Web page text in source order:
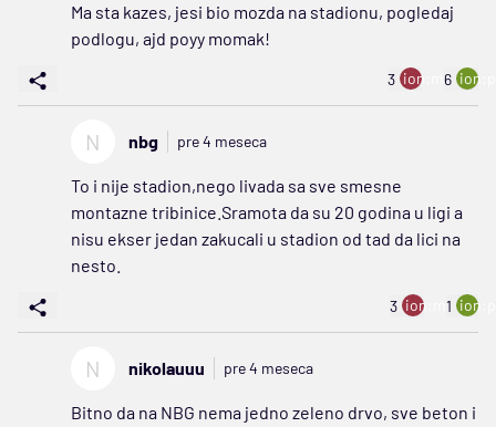
Ma sta kazes, jesi bio mozda na stadionu, pogledaj
podlogu, ajd poyy momak!
3 ion:minus
6
N nbg pre 4 meseca
To i nije stadion,nego livada sa sve smesne
montazne tribinice.Sramota da su 20 godina u ligi a
nisu ekser jedan zakucali u stadion od tad da lici na
nesto.
3 ion:minus
1
N nikolauuu pre 4 meseca
Bitno da na NBG nema jedno zeleno drvo, sve beton i